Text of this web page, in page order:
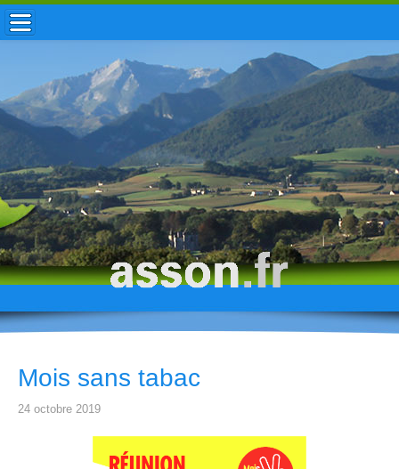
ACCUEIL / INFOS
MUNICIPALITÉ
VIE LOCALE
ENFANCE
TOURISME
HISTOIRE
Mois sans tabac
24 octobre 2019